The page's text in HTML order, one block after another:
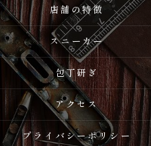
店舗の特徴
スニーカー
包丁研ぎ
アクセス
プライバシーポリシー